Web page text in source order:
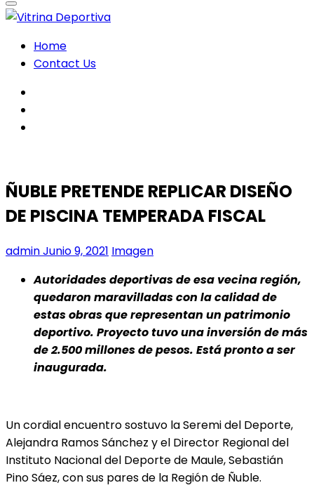
Home
Contact Us
ÑUBLE PRETENDE REPLICAR DISEÑO
DE PISCINA TEMPERADA FISCAL
adminJunio 9, 2021 Imagen
Autoridades deportivas de esa vecina región,
quedaron maravilladas con la calidad de
estas obras que representan un patrimonio
deportivo. Proyecto tuvo una inversión de más
de 2.500 millones de pesos. Está pronto a ser
inaugurada.
Un cordial encuentro sostuvo la Seremi del Deporte,
Alejandra Ramos Sánchez y el Director Regional del
Instituto Nacional del Deporte de Maule, Sebastián
Pino Sáez, con sus pares de la Región de Ñuble.